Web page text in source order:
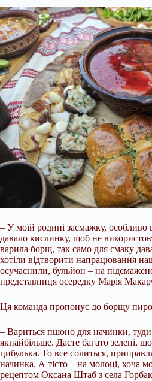
– У моїй родині засмажку, особливо
давало кислинку, щоб не
варила борщ, так само для смаку
хотіли відтворити напрацювання
осучаснили, бульйон – на
представниця осередку Марія
Ця команда пропонує до борщу
– Вариться пшоно для начинки,
якнайбільше. Даєте багато зелені,
цибулька. То все солиться,
начинка. А тісто – на молоці, хоча
рецептом Оксана Штаб з села